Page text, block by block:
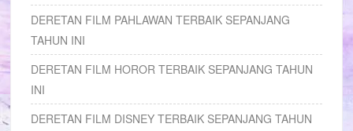
DERETAN FILM PAHLAWAN TERBAIK SEPANJANG
TAHUN INI
DERETAN FILM HOROR TERBAIK SEPANJANG TAHUN
INI
DERETAN FILM DISNEY TERBAIK SEPANJANG TAHUN